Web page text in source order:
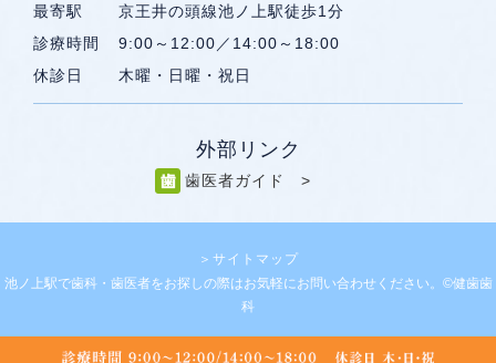
最寄駅
京王井の頭線池ノ上駅徒歩1分
診療時間
9:00～12:00／14:00～18:00
休診日
木曜・日曜・祝日
外部リンク
歯医者ガイド >
＞サイトマップ
池ノ上駅で歯科・歯医者をお探しの際はお気軽にお問い合わせください。©健歯歯
科